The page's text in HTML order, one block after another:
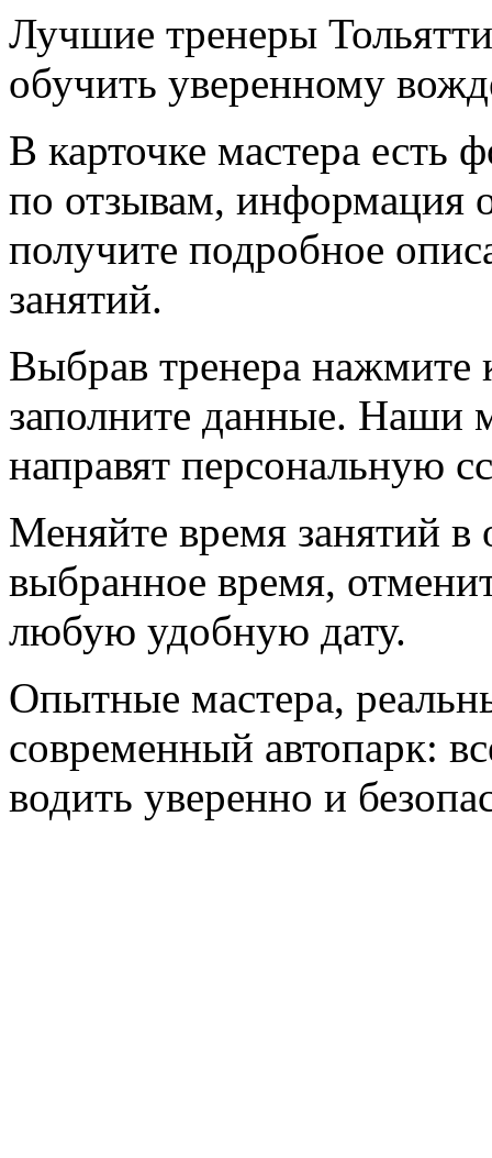
Лучшие тренеры
обучить уверенному
В карточке мастера есть
по отзывам, информация
получите подробное
занятий.
Выбрав тренера нажмите
заполните данные. Наши
направят персональную
Меняйте время занятий
выбранное время,
любую удобную дату.
Опытные мастера,
современный автопарк:
водить уверенно и